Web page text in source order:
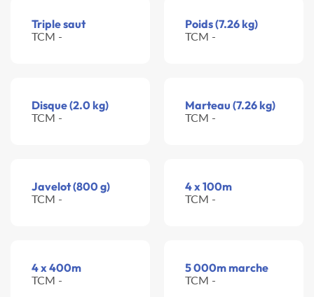
Triple saut
TCM -
Poids (7.26 kg)
TCM -
Disque (2.0 kg)
TCM -
Marteau (7.26 kg)
TCM -
Javelot (800 g)
TCM -
4 x 100m
TCM -
4 x 400m
TCM -
5 000m marche
TCM -